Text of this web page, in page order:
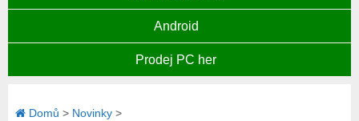
Android
Prodej PC her
Domů > Novinky>